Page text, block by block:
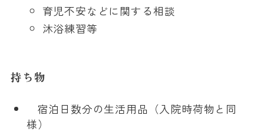
育児不安などに関する相談
沐浴練習等
持ち物
宿泊日数分の生活用品（入院時荷物と同
様）